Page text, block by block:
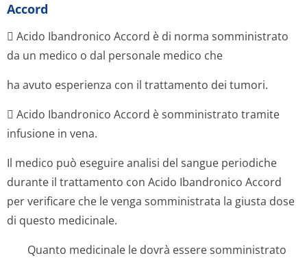
Accord
 Acido Ibandronico Accord è di norma somministrato
da un medico o dal personale medico che
ha avuto esperienza con il trattamento dei tumori.
 Acido Ibandronico Accord è somministrato tramite
infusione in vena.
Il medico può eseguire analisi del sangue periodiche
durante il trattamento con Acido Ibandronico Accord
per verificare che le venga somministrata la giusta dose
di questo medicinale.
Quanto medicinale le dovrà essere somministrato